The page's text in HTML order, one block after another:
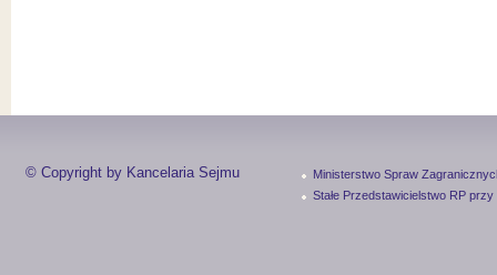
© Copyright by Kancelaria Sejmu
Ministerstwo Spraw
Stałe Przedstawicielstwo RP przy